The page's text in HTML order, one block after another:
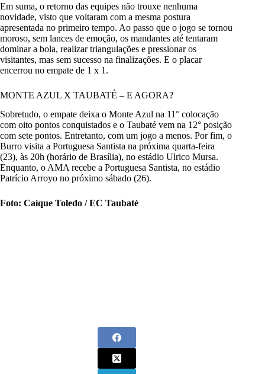
Em suma, o retorno das equipes não trouxe nenhuma
novidade, visto que voltaram com a mesma postura
apresentada no primeiro tempo. Ao passo que o jogo se tornou
moroso, sem lances de emoção, os mandantes até tentaram
dominar a bola, realizar triangulações e pressionar os
visitantes, mas sem sucesso na finalizações. E o placar
encerrou no empate de 1 x 1.
MONTE AZUL X TAUBATÉ – E AGORA?
Sobretudo, o empate deixa o Monte Azul na 11° colocação
com oito pontos conquistados e o Taubaté vem na 12° posição
com sete pontos. Entretanto, com um jogo a menos. Por fim, o
Burro visita a Portuguesa Santista na próxima quarta-feira
(23), às 20h (horário de Brasília), no estádio Ulrico Mursa.
Enquanto, o AMA recebe a Portuguesa Santista, no estádio
Patrício Arroyo no próximo sábado (26).
Foto: Caíque Toledo / EC Taubaté